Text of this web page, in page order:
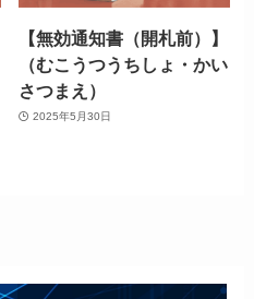
【無効通知書（開札前）】
（むこうつうちしょ・かい
さつまえ）
2025年5月30日